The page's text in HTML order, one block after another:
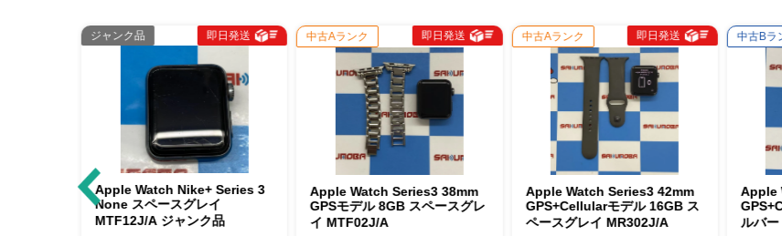
即日発送
Nike+ Series 3
中古Aランク 即日発送
Apple Watch Series3 38mm
GPSモデル 8GB スペースグレ
イ MTF02J/A
中古Aランク 即日発送
Apple Watch Series3 42mm
GPS+Cellularモデル 16GB ス
ペースグレイ MR302J/A
中古Bランク 即日発送
Apple Watch Series3 42mm
GPS+Cellularモデル 16GB シ
ルバー MR1U2J/A SIMフリー